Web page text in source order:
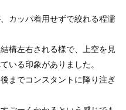
カッパ着用せずで絞れる程濡
構左右される様で、上空を見
いる印象がありました。
までコンスタントに降り注ぎ